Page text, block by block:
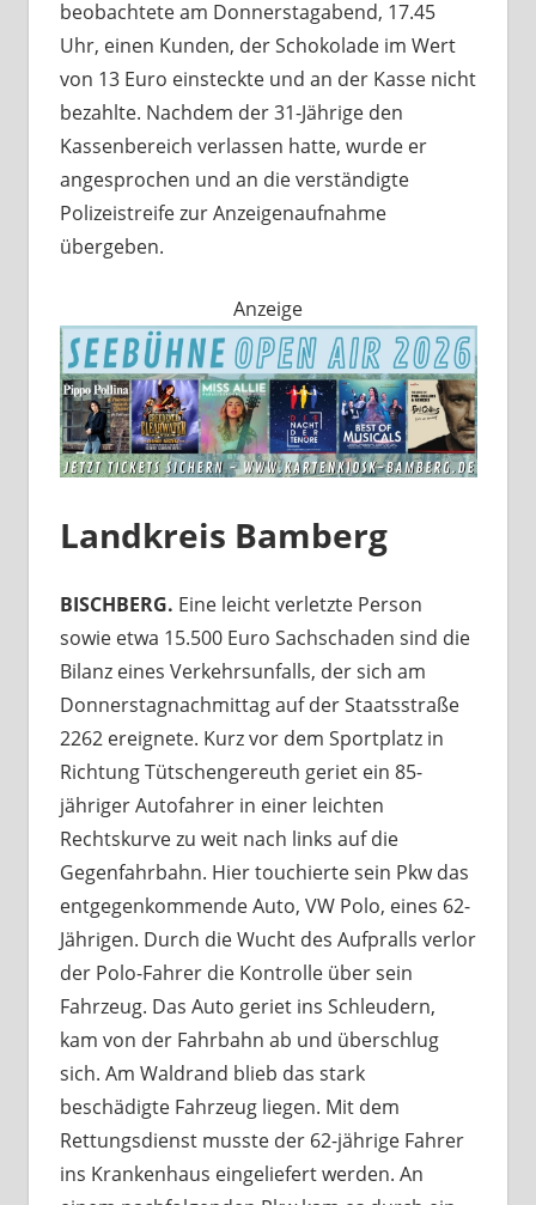
beobachtete am Donnerstagabend, 17.45
Uhr, einen Kunden, der Schokolade im Wert
von 13 Euro einsteckte und an der Kasse nicht
bezahlte. Nachdem der 31-Jährige den
Kassenbereich verlassen hatte, wurde er
angesprochen und an die verständigte
Polizeistreife zur Anzeigenaufnahme
übergeben.
Anzeige
Landkreis Bamberg
BISCHBERG. Eine leicht verletzte Person
sowie etwa 15.500 Euro Sachschaden sind die
Bilanz eines Verkehrsunfalls, der sich am
Donnerstagnachmittag auf der Staatsstraße
2262 ereignete. Kurz vor dem Sportplatz in
Richtung Tütschengereuth geriet ein 85-
jähriger Autofahrer in einer leichten
Rechtskurve zu weit nach links auf die
Gegenfahrbahn. Hier touchierte sein Pkw das
entgegenkommende Auto, VW Polo, eines 62-
Jährigen. Durch die Wucht des Aufpralls verlor
der Polo-Fahrer die Kontrolle über sein
Fahrzeug. Das Auto geriet ins Schleudern,
kam von der Fahrbahn ab und überschlug
sich. Am Waldrand blieb das stark
beschädigte Fahrzeug liegen. Mit dem
Rettungsdienst musste der 62-jährige Fahrer
ins Krankenhaus eingeliefert werden. An